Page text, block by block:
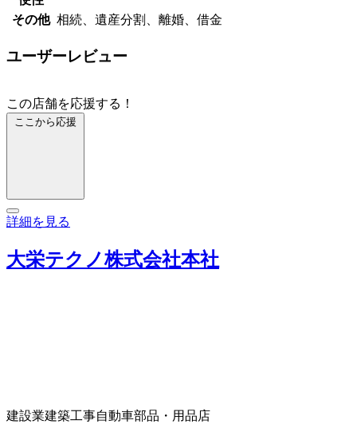
その他 相続、遺産分割、離婚、借金
ユーザーレビュー
この店舗を応援する！
ここから応援
詳細を見る
大栄テクノ株式会社本社
建設業建築工事自動車部品・用品店